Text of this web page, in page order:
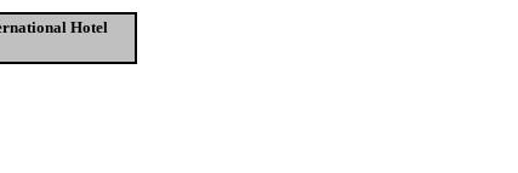
Hotel